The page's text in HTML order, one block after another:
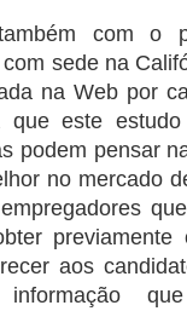
com o
sede na
na Web por
que este
podem pensar
no mercado
previamente
aos